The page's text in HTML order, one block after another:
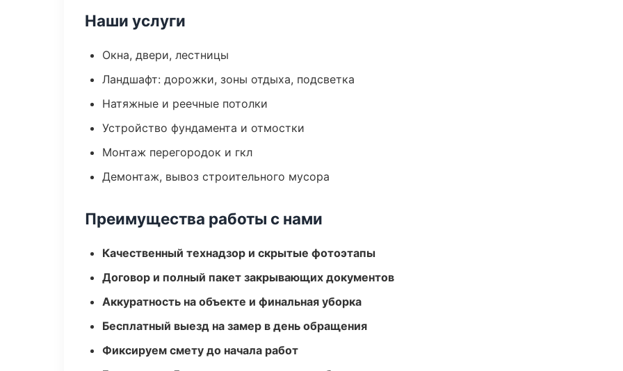
Наши услуги
Окна, двери, лестницы
Ландшафт: дорожки, зоны отдыха, подсветка
Натяжные и реечные потолки
Устройство фундамента и отмостки
Монтаж перегородок и гкл
Демонтаж, вывоз строительного мусора
Преимущества работы с нами
Качественный технадзор и скрытые фотоэтапы
Договор и полный пакет закрывающих документов
Аккуратность на объекте и финальная уборка
Бесплатный выезд на замер в день обращения
Фиксируем смету до начала работ